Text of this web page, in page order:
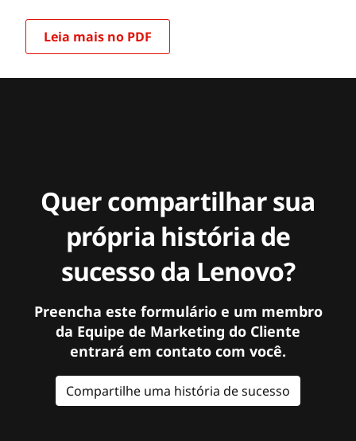
Leia mais no PDF
Quer compartilhar sua
própria história de
sucesso da Lenovo?
Preencha este formulário e um membro
da Equipe de Marketing do Cliente
entrará em contato com você.
Compartilhe uma história de sucesso